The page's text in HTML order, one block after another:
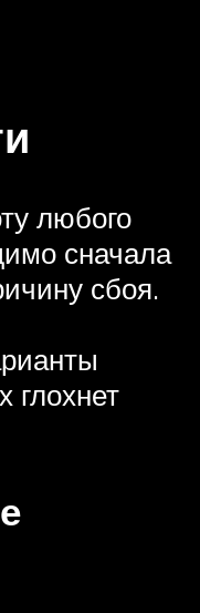
любого
сначала
сбоя.
глохнет